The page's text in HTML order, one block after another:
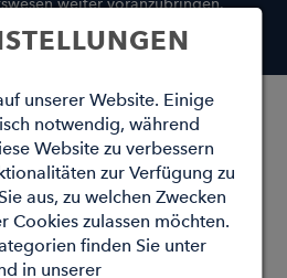
weiter voranzubringen.
unserer Website. Einige
notwendig, während
Website zu verbessern
zur Verfügung zu
aus, zu welchen Zwecken
Cookies zulassen möchten.
finden Sie unter
in unserer